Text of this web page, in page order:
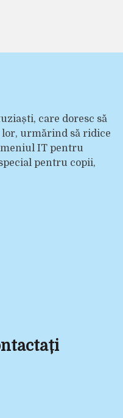
care doresc să
urmărind să ridice
IT pentru
pentru copii,